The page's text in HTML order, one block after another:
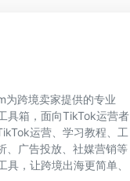
为跨境卖家提供的专业
具箱，面向TikTok运营者
运营、学习教程、工
、广告投放、社媒营销等
，让跨境出海更简单、